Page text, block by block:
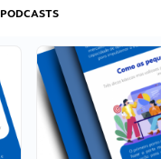
PODCASTS